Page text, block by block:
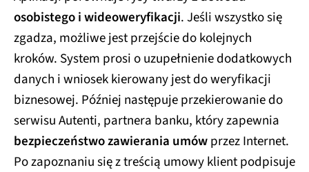
osobistego i wideoweryfikacji. Jeśli wszystko się
zgadza, możliwe jest przejście do kolejnych
kroków. System prosi o uzupełnienie dodatkowych
danych i wniosek kierowany jest do weryfikacji
biznesowej. Później następuje przekierowanie do
serwisu Autenti, partnera banku, który zapewnia
bezpieczeństwo zawierania umówprzez Internet.
Po zapoznaniu się z treścią umowy klient podpisuje